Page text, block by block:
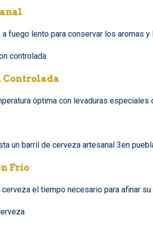
fuego lento para conservar los aromas
Controlada
óptima con levaduras especiales
Frío
el tiempo necesario para afinar